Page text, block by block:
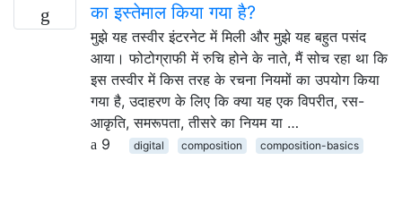
का इस्तेमाल किया गया है?
मुझे यह तस्वीर इंटरनेट में मिली और मुझे यह बहुत पसंद
आया। फोटोग्राफी में रुचि होने के नाते, मैं सोच रहा था कि
इस तस्वीर में किस तरह के रचना नियमों का उपयोग किया
गया है, उदाहरण के लिए कि क्या यह एक विपरीत, रस-
आकृति, समरूपता, तीसरे का नियम या …
9
digital composition composition-basics